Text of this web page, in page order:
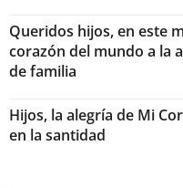
Queridos hijos, en este
corazón del mundo a la
de familia
Hijos, la alegría de Mi
en la santidad